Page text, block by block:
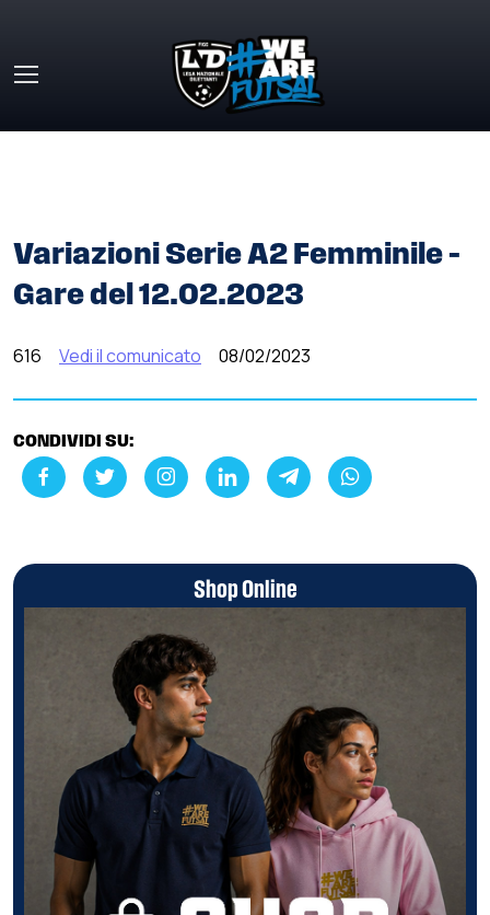
Variazioni Serie A2 Femminile –
Gare del 12.02.2023
616 Vedi il comunicato 08/02/2023
CONDIVIDI SU:
Shop Online